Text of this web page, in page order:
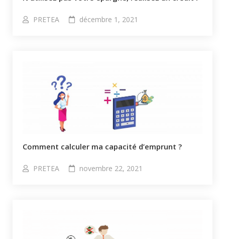
PRETEA décembre 1, 2021
Comment calculer ma capacité d’emprunt ?​
PRETEA novembre 22, 2021